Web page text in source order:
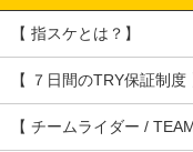
【 指スケとは？】
【 ７日間のTRY保証制度
【 チームライダー /